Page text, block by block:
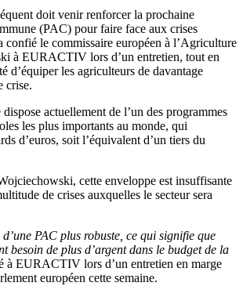
doit venir renforcer la prochaine
(PAC) pour faire face aux crises
confié le commissaire européen à l’Agriculture
à EURACTIV lors d’un entretien, tout en
d’équiper les agriculteurs de davantage
crise.
actuellement de l’un des programmes
les plus importants au monde, qui
d’euros, soit l’équivalent d’un tiers du
cette enveloppe est insuffisante
de crises auxquelles le secteur sera
PAC plus robuste, ce qui signifie que
besoin de plus d’argent dans le budget de la
à EURACTIV lors d’un entretien en marge
européen cette semaine.